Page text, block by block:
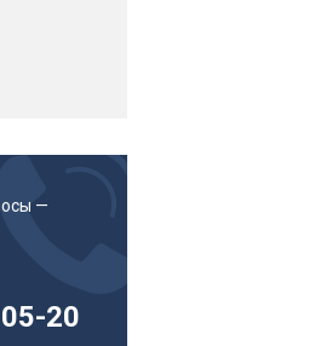
жидкости и
хвостовиком Weldon
—
20